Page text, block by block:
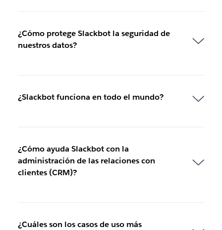
¿Cómo protege Slackbot la seguridad de
nuestros datos?
¿Slackbot funciona en todo el mundo?
¿Cómo ayuda Slackbot con la
administración de las relaciones con
clientes (CRM)?
¿Cuáles son los casos de uso más